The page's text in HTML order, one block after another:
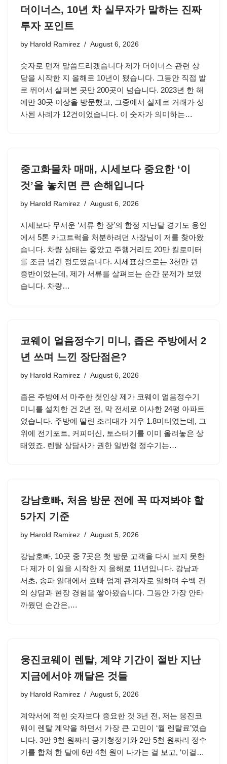
더이너스, 10년 차 실무자가 말하는 진짜
투자 포인트
by Harold Ramirez August 6, 2026
숫자로 먼저 말씀드리겠습니다 제가 더이너스 관련 상
담을 시작한 지 올해로 10년이 됐습니다. 그동안 직접 발
로 뛰어서 살펴본 곳만 200곳이 넘습니다. 2023년 한 해
에만 30곳 이상을 방문했고, 그중에서 실제로 거래가 성
사된 사례가 12건이었습니다. 이 숫자가 의미하는…
중고화물차 매매, 시세보다 중요한 ‘이
것’을 놓치면 큰 손해입니다
by Harold Ramirez August 6, 2026
시세보다 무서운 ‘서류 한 장’의 함정 지난달 경기도 용인
에서 5톤 카고트럭을 처분하려던 사장님이 저를 찾아왔
습니다. 차량 상태는 좋았고 주행거리도 20만 킬로미터
를 조금 넘긴 정도였습니다. 시세표상으로는 3천만 원
중반이었는데, 제가 서류를 살펴보는 순간 문제가 보였
습니다. 차량…
코웨이 얼음정수기 미니, 좁은 주방에서 2
년 쓰며 느낀 장단점은?
by Harold Ramirez August 6, 2026
좁은 주방에서 마주한 첫인상 제가 코웨이 얼음정수기
미니를 설치한 건 2년 전, 막 전세로 이사한 24평 아파트
였습니다. 주방에 딸린 조리대가 겨우 1.8미터였는데, 그
위에 전기포트, 커피머신, 토스터기를 이미 올려놓은 상
태였죠. 렌탈 상담사가 권한 일반형 정수기는…
강남호빠, 처음 방문 전에 꼭 따져봐야 할
5가지 기준
by Harold Ramirez August 5, 2026
강남호빠, 10곳 중 7곳은 첫 방문 고객을 다시 보지 못한
다 제가 이 일을 시작한 지 올해로 11년입니다. 강남과
서초, 송파 일대에서 호빠 업계 관계자로 일하며 수백 건
의 상담과 현장 경험을 쌓아왔습니다. 그동안 가장 안타
까웠던 순간은,…
웅진코웨이 렌탈, 계약 기간이 절반 지난
지금에서야 깨달은 것들
by Harold Ramirez August 5, 2026
계약서에 적힌 숫자보다 중요한 것 3년 전, 저는 웅진코
웨이 렌탈 계약을 하면서 가장 큰 고민이 ‘월 렌탈료’였습
니다. 3만 9천 원짜리 공기청정기와 2만 5천 원짜리 정수
기를 합쳐 한 달에 6만 4천 원이 나가는 걸 보고, ‘이걸…